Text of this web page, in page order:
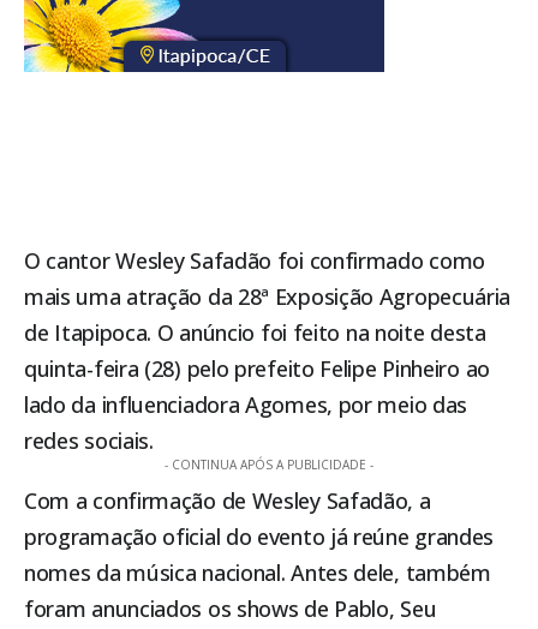
O cantor Wesley Safadão foi confirmado como
mais uma atração da 28ª Exposição Agropecuária
de Itapipoca. O anúncio foi feito na noite desta
quinta-feira (28) pelo prefeito Felipe Pinheiro ao
lado da influenciadora Agomes, por meio das
redes sociais.
- CONTINUA APÓS A PUBLICIDADE -
Com a confirmação de Wesley Safadão, a
programação oficial do evento já reúne grandes
nomes da música nacional. Antes dele, também
foram anunciados os shows de Pablo, Seu